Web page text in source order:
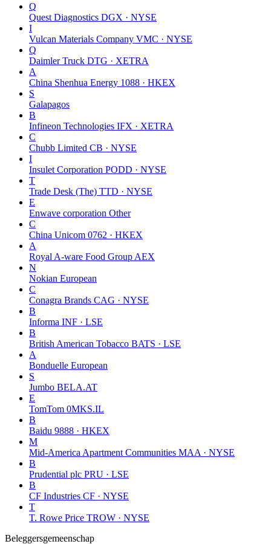
Q
Quest Diagnostics DGX · NYSE
I
Vulcan Materials Company VMC · NYSE
Q
Daimler Truck DTG · XETRA
A
China Shenhua Energy 1088 · HKEX
S
Galapagos
B
Infineon Technologies IFX · XETRA
C
Chubb Limited CB · NYSE
I
Insulet Corporation PODD · NYSE
T
Trade Desk (The) TTD · NYSE
E
Enwave corporation Other
C
China Unicom 0762 · HKEX
A
Royal A-ware Food Group AEX
N
Nokian European
C
Conagra Brands CAG · NYSE
B
Informa INF · LSE
B
British American Tobacco BATS · LSE
A
Bonduelle European
S
Jumbo BELA.AT
E
TomTom 0MKS.IL
B
Baidu 9888 · HKEX
M
Mid-America Apartment Communities MAA · NYSE
B
Prudential plc PRU · LSE
B
CF Industries CF · NYSE
T
T. Rowe Price TROW · NYSE
Beleggersgemeenschap